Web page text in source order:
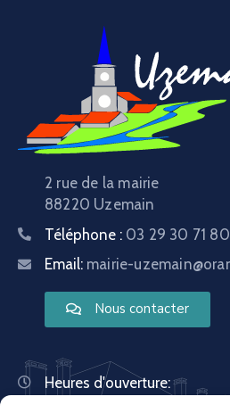
2 rue de la mairie
88220 Uzemain
Téléphone : 03 29 30 71 80
Email: mairie-
Nous contacter
Heures d'ouverture: